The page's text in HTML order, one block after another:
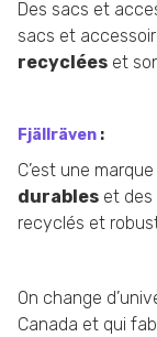
Des sacs et
sacs et
recyclées et
Fjällräven :
C’est une
durables et des
recyclés et
On change
Canada et qui